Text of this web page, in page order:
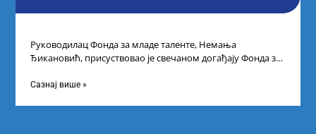
Руководилац Фонда за младе таленте, Немања
Ђикановић, присуствовао је свечаном догађају Фонда за
Сазнај више »